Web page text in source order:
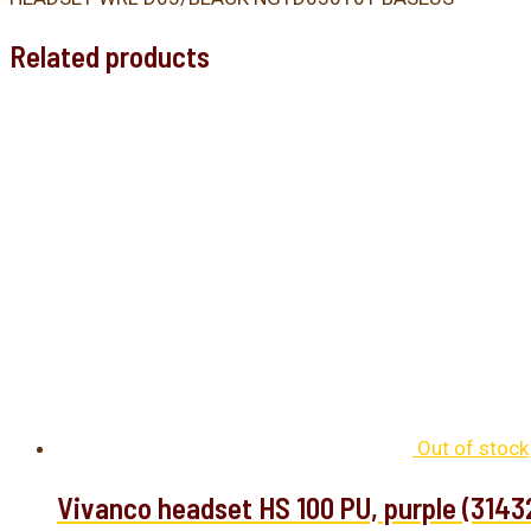
Related products
Out of stock
Vivanco headset HS 100 PU, purple